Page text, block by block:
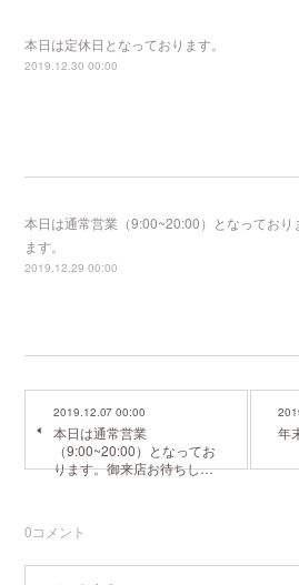
本日は定休日となっております。
2019.12.30 00:00
本日は通常営業（9:00~20:00）となっており
ます。
2019.12.29 00:00
2019.12.07 00:00
本日は通常営業
（9:00~20:00）となってお
ります。御来店お待ちし…
年
0コメント